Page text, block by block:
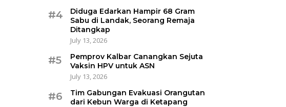
#4
Diduga Edarkan Hampir 68 Gram
Sabu di Landak, Seorang Remaja
Ditangkap
July 13, 2026
#5
Pemprov Kalbar Canangkan Sejuta
Vaksin HPV untuk ASN
July 13, 2026
#6
Tim Gabungan Evakuasi Orangutan
dari Kebun Warga di Ketapang